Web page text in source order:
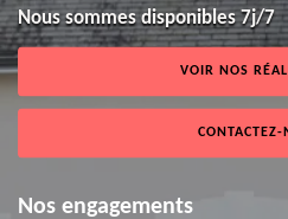
Nous sommes disponibles 7j/7
VOIR NOS
Nos engagements